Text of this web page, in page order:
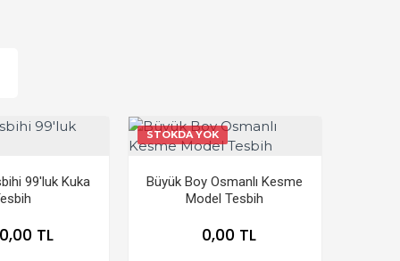
99'luk Kuka
TL
STOKDA YOK
Büyük Boy Osmanlı Kesme
Model Tesbih
0,00 TL